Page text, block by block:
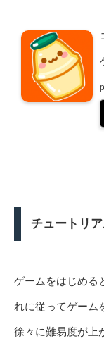
チュートリ
ゲームをはじめる
れに従ってゲーム
徐々に難易度が上